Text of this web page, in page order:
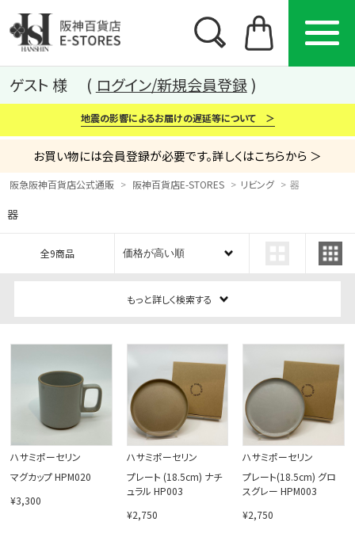
カテゴリー ブランド
閉じる
ゲスト 様 ログイン/新規会員登録
地震の影響によるお届けの遅延等について ＞
お買い物には会員登録が必要です。詳しくはこちらから ＞
阪急阪神百貨店公式通販 阪神百貨店E-STORES リビング 器
器
全9商品
もっと詳しく検索する
ハサミポーセリン
マグカップ HPM020
¥3,300
ハサミポーセリン
プレート (18.5cm) ナチ
ュラル HP003
¥2,750
ハサミポーセリン
プレート(18.5cm) グロ
スグレー HPM003
¥2,750